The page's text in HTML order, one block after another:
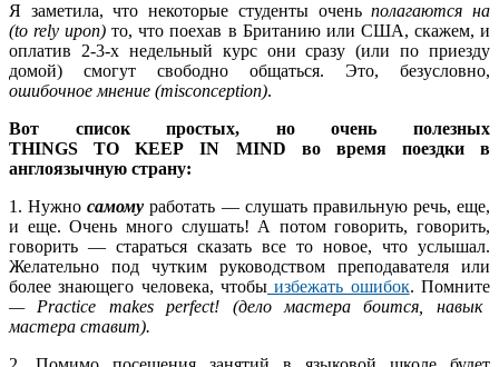
Я заметила, что некоторые студенты оченьполагаются на
(torelyupon)то, что поехав в Британию или США, скажем, и
оплатив 2-3-х недельный курс они сразу (или по приезду
домой) смогут свободно общаться. Это, безусловно,
ошибочное мнение (misconception).
Вот список простых, но очень полезных
THINGSTOKEEPIN MIND во время поездки в
англоязычную страну:
1. Нужносамомуработать — слушать правильную речь, еще,
и еще. Очень много слушать! А потом говорить, говорить,
говорить — стараться сказать все то новое, что услышал.
Желательно под чутким руководством преподавателя или
более знающего человека, чтобы избежать ошибок. Помните
— Practice makesperfect! (дело мастера боится, навык
мастера ставит).